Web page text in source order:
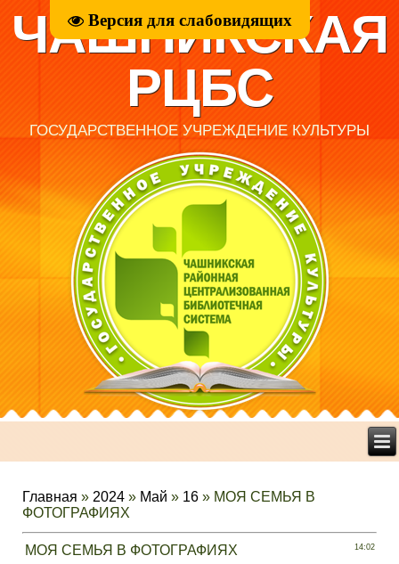
Версия для слабовидящих
ЧАШНИКСКАЯ
РЦБС
ГОСУДАРСТВЕННОЕ УЧРЕЖДЕНИЕ КУЛЬТУРЫ
Главная » 2024 » Май » 16 » МОЯ СЕМЬЯ В
ФОТОГРАФИЯХ
14:02
МОЯ СЕМЬЯ В ФОТОГРАФИЯХ